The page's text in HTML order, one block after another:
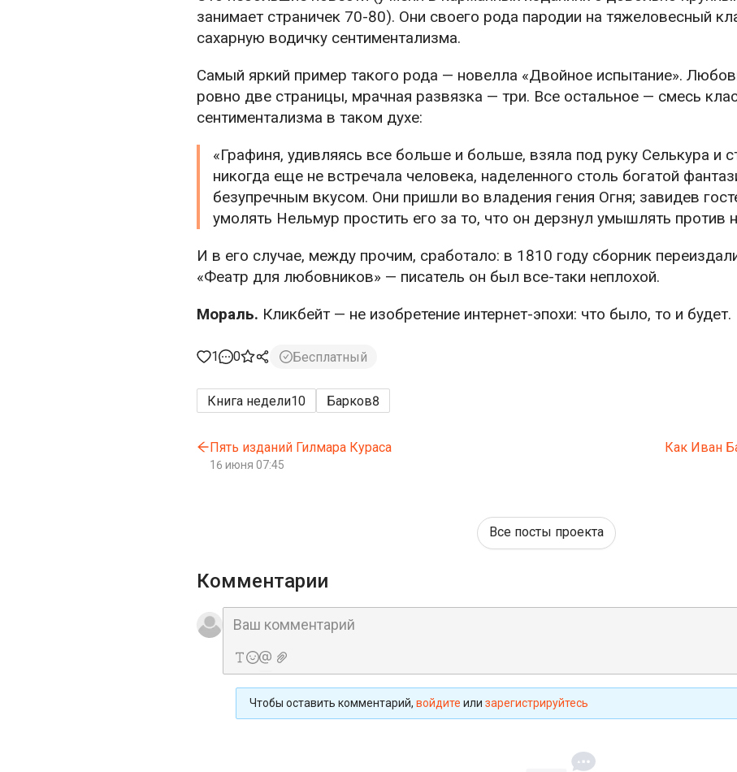
занимает страничек 70-80). Они своего рода пародии на тяжеловесный
сахарную водичку сентиментализма.
Самый яркий пример такого рода — новелла «Двойное испытание».
ровно две страницы, мрачная развязка — три. Все остальное — смесь
сентиментализма в таком духе:
«Графиня, удивляясь все больше и больше, взяла под руку Селькура и
никогда еще не встречала человека, наделенного столь богатой
безупречным вкусом. Они пришли во владения гения Огня; завидев
умолять Нельмур простить его за то, что он дерзнул умышлять против
И в его случае, между прочим, сработало: в 1810 году сборник
«Феатр для любовников» — писатель он был все-таки неплохой.
Мораль. Кликбейт — не изобретение интернет-эпохи: что было, то и будет.
1 0 Бесплатный
Книга недели10 Барков8
Пять изданий Гилмара Кураса
16 июня 07:45
Как Иван
Все посты проекта
Комментарии
Чтобы оставить комментарий, войдите или зарегистрируйтесь